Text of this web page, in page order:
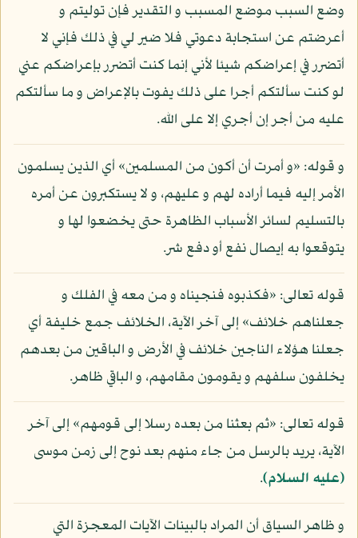
وضع السبب موضع المسبب و التقدير فإن توليتم و
أعرضتم عن استجابة دعوتي فلا ضير لي في ذلك فإني لا
أتضرر في إعراضكم شيئا لأني إنما كنت أتضرر بإعراضكم عني
لو كنت سألتكم أجرا على ذلك يفوت بالإعراض و ما سألتكم
عليه من أجر إن أجري إلا على الله.
و قوله: «و أمرت أن أكون من المسلمين» أي الذين يسلمون
الأمر إليه فيما أراده لهم و عليهم، و لا يستكبرون عن أمره
بالتسليم لسائر الأسباب الظاهرة حتى يخضعوا لها و
يتوقعوا به إيصال نفع أو دفع شر.
قوله تعالى: «فكذبوه فنجيناه و من معه في الفلك و
جعلناهم خلائف» إلى آخر الآية، الخلائف جمع خليفة أي
جعلنا هؤلاء الناجين خلائف في الأرض و الباقين من بعدهم
يخلفون سلفهم و يقومون مقامهم، و الباقي ظاهر.
قوله تعالى: «ثم بعثنا من بعده رسلا إلى قومهم» إلى آخر
الآية، يريد بالرسل من جاء منهم بعد نوح إلى زمن موسى
(عليه السلام).
و ظاهر السياق أن المراد بالبينات الآيات المعجزة التي